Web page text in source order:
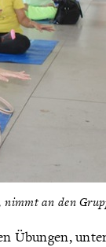
nimmt an den
Übungen,